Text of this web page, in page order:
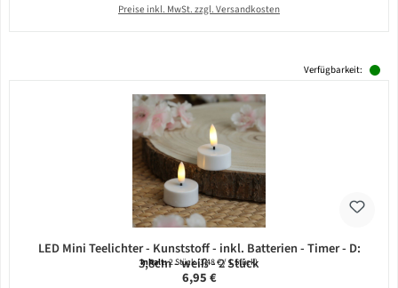
Preise inkl. MwSt. zzgl. Versandkosten
Verfügbarkeit:
LED Mini Teelichter - Kunststoff - inkl. Batterien - Timer - D:
3,8cm - weiß - 2 Stück
Inhalt:2 Stück(3,48 € / 1 Stück)
Regulärer Preis:
6,95 €